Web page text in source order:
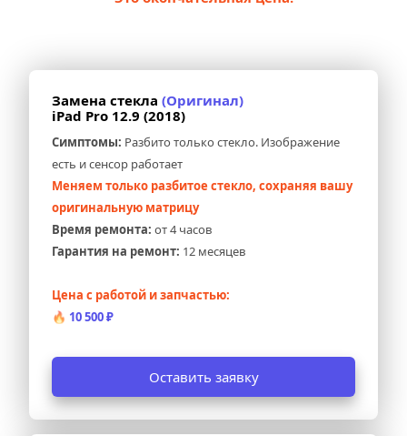
Замена стекла (Оригинал)
iPad Pro 12.9 (2018)
Симптомы: Разбито только стекло. Изображение
есть и сенсор работает
Меняем только разбитое стекло, сохраняя вашу
оригинальную матрицу
Время ремонта: от 4 часов
Гарантия на ремонт: 12 месяцев
Цена с работой и запчастью:
🔥 10 500 ₽
Оставить заявку